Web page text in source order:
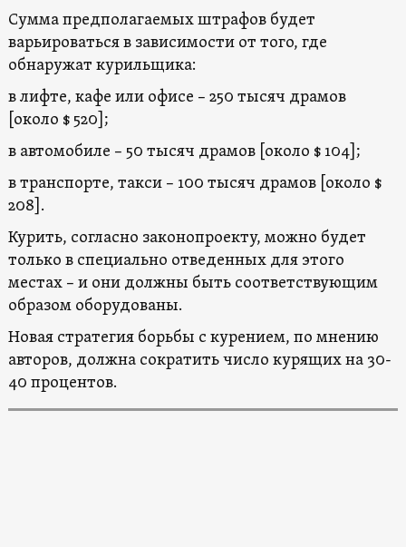
Сумма предполагаемых штрафов будет
варьироваться в зависимости от того, где
обнаружат курильщика:
в лифте, кафе или офисе – 250 тысяч драмов
[около $ 520];
в автомобиле – 50 тысяч драмов [около $ 104];
в транспорте, такси – 100 тысяч драмов [около $
208].
Курить, согласно законопроекту, можно будет
только в специально отведенных для этого
местах – и они должны быть соответствующим
образом оборудованы.
Новая стратегия борьбы с курением, по мнению
авторов, должна сократить число курящих на 30-
40 процентов.